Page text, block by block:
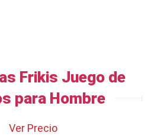
Frikis Juego de
para Hombre
Ver Precio